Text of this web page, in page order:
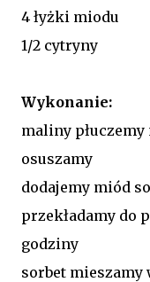
4 łyżki miodu
1/2 cytryny
Wykonanie:
maliny płuczemy
osuszamy
dodajemy miód
przekładamy do
godziny
sorbet